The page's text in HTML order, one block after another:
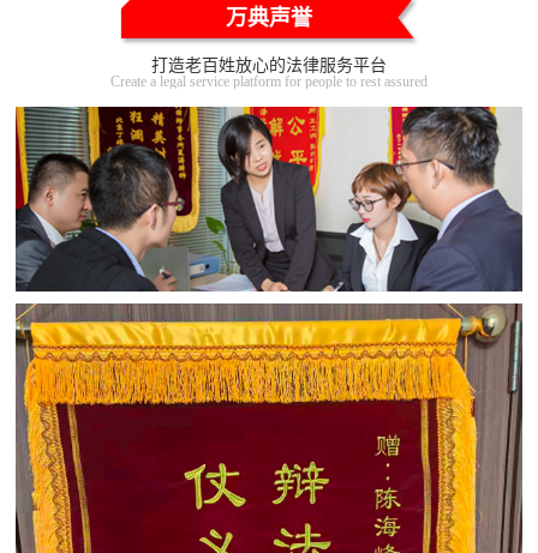
万典声誉
打造老百姓放心的法律服务平台
Create a legal service platform for people to rest assured